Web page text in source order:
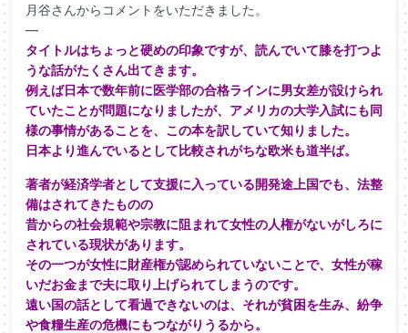
月谷さんからコメントをいただきました。
—
タイトルはちょっと硬めの印象ですが、読んでいて膝を打つよ
うな話がたくさん出てきます。
例えば日本で数年前に医学部の合格ラインに男女差が設けられ
ていたことが問題になりましたが、アメリカの大学入試にも同
様の事情があることを、この本を訳していて知りました。
日本より進んでいるとして比較されがちな欧米も道半ば。
著者が経済学者として支援に入っている開発途上国でも、法整
備はされてきたものの
昔からの社会規範や宗教に阻まれて女性の人権がないがしろに
されている現状があります。
その一つが女性に財産権が認められていないことで、女性が稼
いだお金まで夫に取り上げられてしまうのです。
遠い国の話として看過できないのは、それが貧困を生み、紛争
や食糧生産の危機にもつながりうるから。